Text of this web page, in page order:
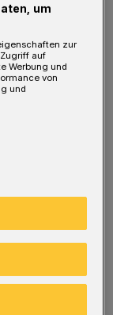
und
die
in
um
zur
auf
Werbung und
von
und